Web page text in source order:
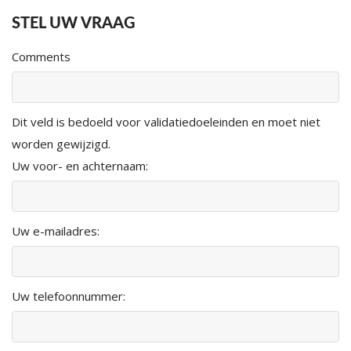
STEL UW VRAAG
Comments
Dit veld is bedoeld voor validatiedoeleinden en moet niet
worden gewijzigd.
Uw voor- en achternaam:
Uw e-mailadres:
Uw telefoonnummer: